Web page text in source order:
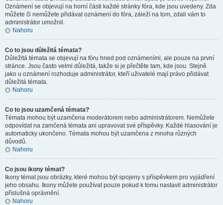
Oznámení se objevují na horní části každé stránky fóra, kde jsou uvedeny. Zda
můžete či nemůžete přidávat oznámení do fóra, záleží na tom, zdali vám to
administrátor umožnil.
Nahoru
Co to jsou důležitá témata?
Důležitá témata se objevují na fóru hned pod oznámeními, ale pouze na první
stránce. Jsou často velmi důležitá, takže si je přečtěte tam, kde jsou. Stejně
jako u oznámení rozhoduje administrátor, kteří uživatelé mají právo přidávat
důležitá témata.
Nahoru
Co to jsou uzamčená témata?
Témata mohou být uzamčena moderátorem nebo administrátorem. Nemůžete
odpovídat na zamčená témata ani upravovat své příspěvky. Každé hlasování je
automaticky ukončeno. Témata mohou být uzamčena z mnoha různých
důvodů.
Nahoru
Co jsou ikony témat?
Ikony témat jsou obrázky, které mohou být spojeny s příspěvkem pro vyjádření
jeho obsahu. Ikony můžete používat pouze pokud k tomu nastavil administrátor
příslušná oprávnění.
Nahoru